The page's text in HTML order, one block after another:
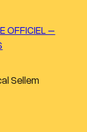
OFFICIEL –
Sellem